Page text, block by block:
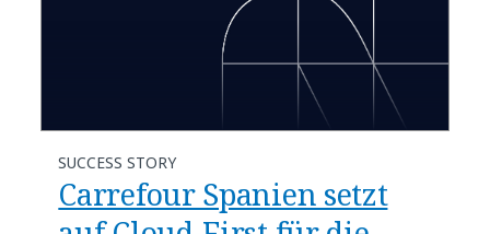
SUCCESS STORY
Carrefour Spanien setzt